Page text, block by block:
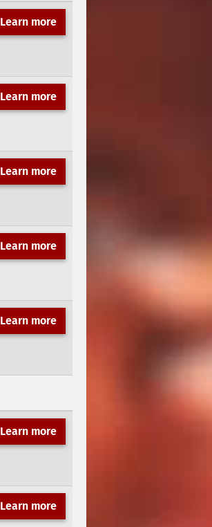
Learn more
Learn more
Learn more
Learn more
Learn more
Learn more
Learn more